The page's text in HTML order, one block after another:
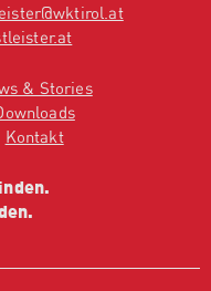
& Stories
Kontakt